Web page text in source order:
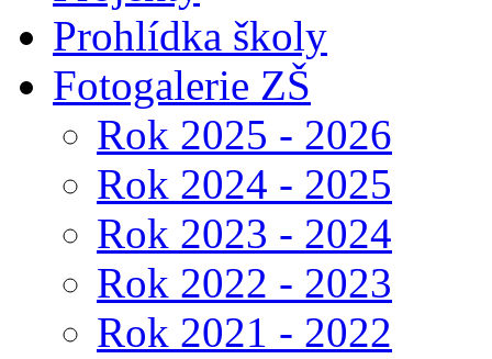
Prohlídka školy
Fotogalerie ZŠ
Rok 2025 - 2026
Rok 2024 - 2025
Rok 2023 - 2024
Rok 2022 - 2023
Rok 2021 - 2022